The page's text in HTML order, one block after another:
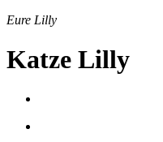
Eure Lilly
Katze Lilly